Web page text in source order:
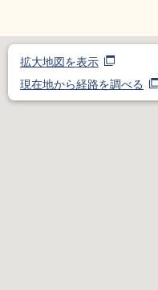
拡大地図を表示
現在地から経路を調べる